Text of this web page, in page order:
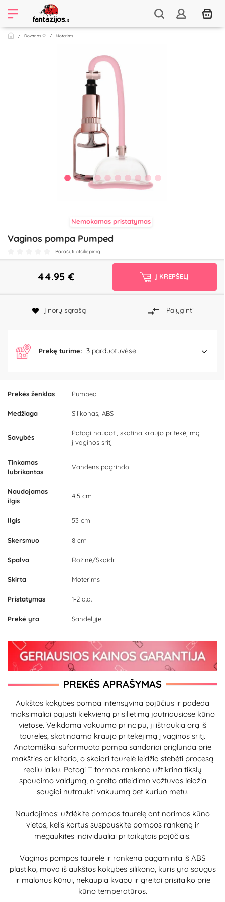
Dovanos ♡ Moterims
Nemokamas pristatymas
Vaginos pompa Pumped
Parašyti atsiliepimą
Prekės ženklas Pumped
Medžiaga Silikonas, ABS
Savybės
Patogi naudoti, skatina kraujo pritekėjimą
į vaginos sritį
Tinkamas
lubrikantas
Vandens pagrindo
Naudojamas
ilgis
4,5 cm
Ilgis 53 cm
Skersmuo 8 cm
Spalva Rožinė/Skaidri
Skirta Moterims
Pristatymas 1-2 d.d.
Prekė yra Sandėlyje
44.95 € Į KREPŠELĮ
Į norų sąrašą Palyginti
Prekę turime: 3 parduotuvėse
PREKĖS APRAŠYMAS
Aukštos kokybės pompa intensyvina pojūčius ir padeda
maksimaliai pajusti kiekvieną prisilietimą jautriausiose kūno
vietose. Veikdama vakuumo principu, ji ištraukia orą iš
taurelės, skatindama kraujo pritekėjimą į vaginos sritį.
Anatomiškai suformuota pompa sandariai priglunda prie
makšties ar klitorio, o skaidri taurelė leidžia stebėti procesą
realiu laiku. Patogi T formos rankena užtikrina tikslų
spaudimo valdymą, o greito atleidimo vožtuvas leidžia
saugiai nutraukti vakuumą bet kuriuo metu.
Naudojimas: uždėkite pompos taurelę ant norimos kūno
vietos, kelis kartus suspauskite pompos rankeną ir
mėgaukitės individualiai pritaikytais pojūčiais.
Vaginos pompos taurelė ir rankena pagaminta iš ABS
plastiko, mova iš aukštos kokybės silikono, kuris yra saugus
ir malonus kūnui, nekaupia kvapų ir greitai prisitaiko prie
kūno temperatūros.